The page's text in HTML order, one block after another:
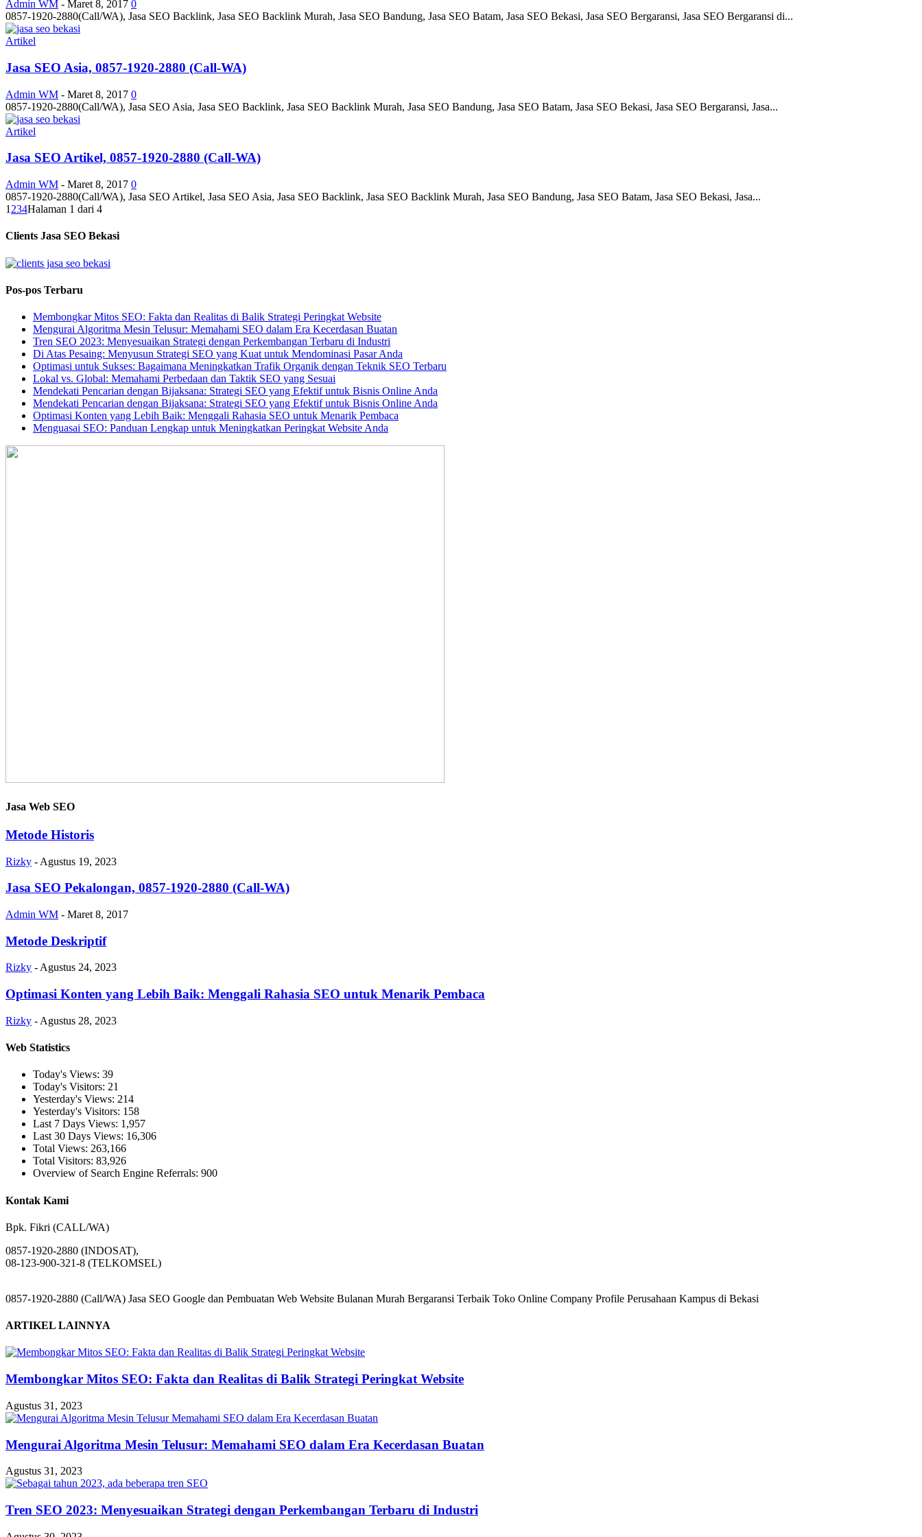
Admin WM - Maret 8, 2017 0
0857-1920-2880(Call/WA), Jasa SEO Backlink, Jasa SEO Backlink Murah, Jasa SEO Bandung, Jasa SEO Batam, Jasa SEO Bekasi, Jasa SEO Bergaransi, Jasa SEO Bergaransi di...
Artikel
Jasa SEO Asia, 0857-1920-2880 (Call-WA)
Admin WM - Maret 8, 2017 0
0857-1920-2880(Call/WA), Jasa SEO Asia, Jasa SEO Backlink, Jasa SEO Backlink Murah, Jasa SEO Bandung, Jasa SEO Batam, Jasa SEO Bekasi, Jasa SEO Bergaransi, Jasa...
Artikel
Jasa SEO Artikel, 0857-1920-2880 (Call-WA)
Admin WM - Maret 8, 2017 0
0857-1920-2880(Call/WA), Jasa SEO Artikel, Jasa SEO Asia, Jasa SEO Backlink, Jasa SEO Backlink Murah, Jasa SEO Bandung, Jasa SEO Batam, Jasa SEO Bekasi, Jasa...
1 234Halaman 1 dari 4
Clients Jasa SEO Bekasi
Pos-pos Terbaru
Membongkar Mitos SEO: Fakta dan Realitas di Balik Strategi Peringkat Website
Mengurai Algoritma Mesin Telusur: Memahami SEO dalam Era Kecerdasan Buatan
Tren SEO 2023: Menyesuaikan Strategi dengan Perkembangan Terbaru di Industri
Di Atas Pesaing: Menyusun Strategi SEO yang Kuat untuk Mendominasi Pasar Anda
Optimasi untuk Sukses: Bagaimana Meningkatkan Trafik Organik dengan Teknik SEO Terbaru
Lokal vs. Global: Memahami Perbedaan dan Taktik SEO yang Sesuai
Mendekati Pencarian dengan Bijaksana: Strategi SEO yang Efektif untuk Bisnis Online Anda
Mendekati Pencarian dengan Bijaksana: Strategi SEO yang Efektif untuk Bisnis Online Anda
Optimasi Konten yang Lebih Baik: Menggali Rahasia SEO untuk Menarik Pembaca
Menguasai SEO: Panduan Lengkap untuk Meningkatkan Peringkat Website Anda
Jasa Web SEO
Metode Historis
Rizky - Agustus 19, 2023
Jasa SEO Pekalongan, 0857-1920-2880 (Call-WA)
Admin WM - Maret 8, 2017
Metode Deskriptif
Rizky - Agustus 24, 2023
Optimasi Konten yang Lebih Baik: Menggali Rahasia SEO untuk Menarik Pembaca
Rizky - Agustus 28, 2023
Web Statistics
Today's Views: 39
Today's Visitors: 21
Yesterday's Views: 214
Yesterday's Visitors: 158
Last 7 Days Views: 1,957
Last 30 Days Views: 16,306
Total Views: 263,166
Total Visitors: 83,926
Overview of Search Engine Referrals: 900
Kontak Kami
Bpk. Fikri (CALL/WA)
0857-1920-2880 (INDOSAT),
08-123-900-321-8 (TELKOMSEL)
0857-1920-2880 (Call/WA) Jasa SEO Google dan Pembuatan Web Website Bulanan Murah Bergaransi Terbaik Toko Online Company Profile Perusahaan Kampus di Bekasi
ARTIKEL LAINNYA
Membongkar Mitos SEO: Fakta dan Realitas di Balik Strategi Peringkat Website
Agustus 31, 2023
Mengurai Algoritma Mesin Telusur: Memahami SEO dalam Era Kecerdasan Buatan
Agustus 31, 2023
Tren SEO 2023: Menyesuaikan Strategi dengan Perkembangan Terbaru di Industri